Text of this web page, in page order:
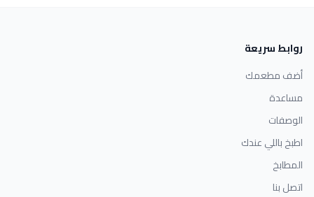
روابط سريعة
أضف مطعمك
مساعدة
الوصفات
اطبخ باللي عندك
المطابخ
اتصل بنا